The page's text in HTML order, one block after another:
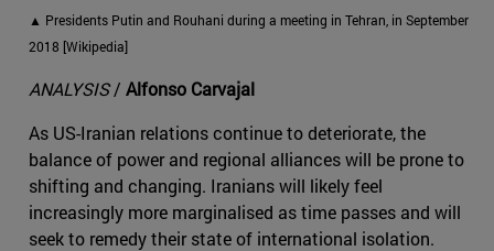
▲ Presidents Putin and Rouhani during a meeting in Tehran, in September
2018 [Wikipedia]
ANALYSIS/ Alfonso Carvajal
As US-Iranian relations continue to deteriorate, the
balance of power and regional alliances will be prone to
shifting and changing. Iranians will likely feel
increasingly more marginalised as time passes and will
seek to remedy their state of international isolation.